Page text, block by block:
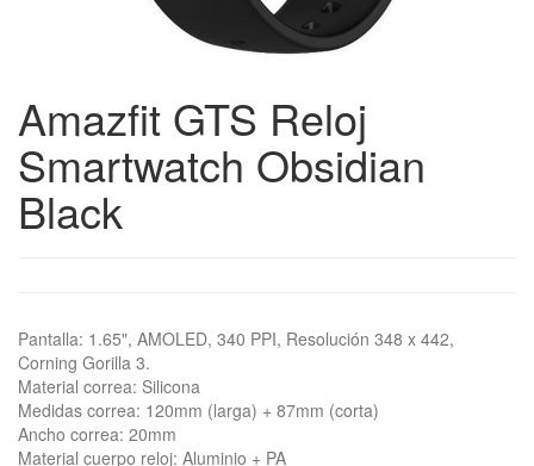
Amazfit GTS Reloj
Smartwatch Obsidian
Black
Pantalla: 1.65", AMOLED, 340 PPI, Resolución 348 x 442,
Corning Gorilla 3.
Material correa: Silicona
Medidas correa: 120mm (larga) + 87mm (corta)
Ancho correa: 20mm
Material cuerpo reloj: Aluminio + PA